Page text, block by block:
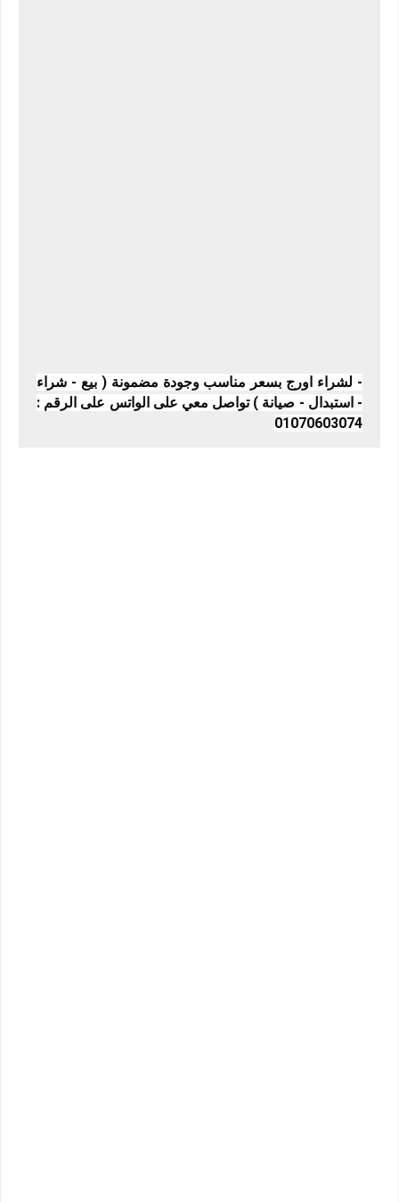
- لشراء اورج بسعر مناسب وجودة مضمونة ( بيع - شراء
- استبدال - صيانة ) تواصل معي على الواتس على الرقم :
01070603074